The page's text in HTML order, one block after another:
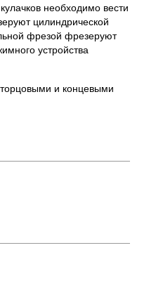
необходимо вести
цилиндрической
фрезой фрезеруют
устройства
и концевыми